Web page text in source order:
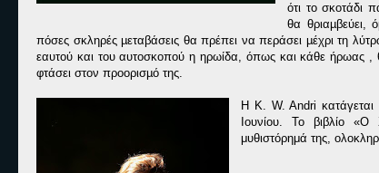
ότι το σκοτάδι
θα θριαµβεύει,
πόσες σκληρές µεταβάσεις θα πρέπει να περάσει µέχρι τη
εαυτού και του αυτοσκοπού η ηρωίδα, όπως και κάθε ήρωας ,
φτάσει στον προορισµό της.
Η K. W. Andri κατάγεται
Ιουνίου. Το βιβλίο
μυθιστόρημά της,